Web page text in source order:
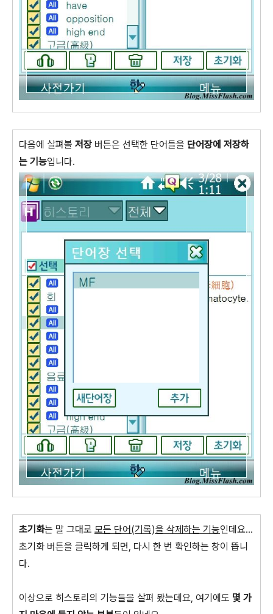
다음에 살펴볼 저장 버튼은 선택한 단어들을 단어장에 저장하
는 기능입니다.
초기화는 말 그대로 모든 단어(기록)을 삭제하는 기능인데요...
초기화 버튼을 클릭하게 되면, 다시 한 번 확인하는 창이 뜹니
다.
이상으로 히스토리의 기능들을 살펴 봤는데요, 여기에도 몇 가